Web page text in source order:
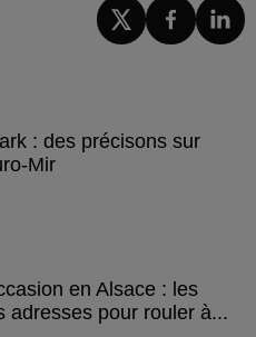
: des précisons sur
Mir
en Alsace : les
adresses pour rouler à...